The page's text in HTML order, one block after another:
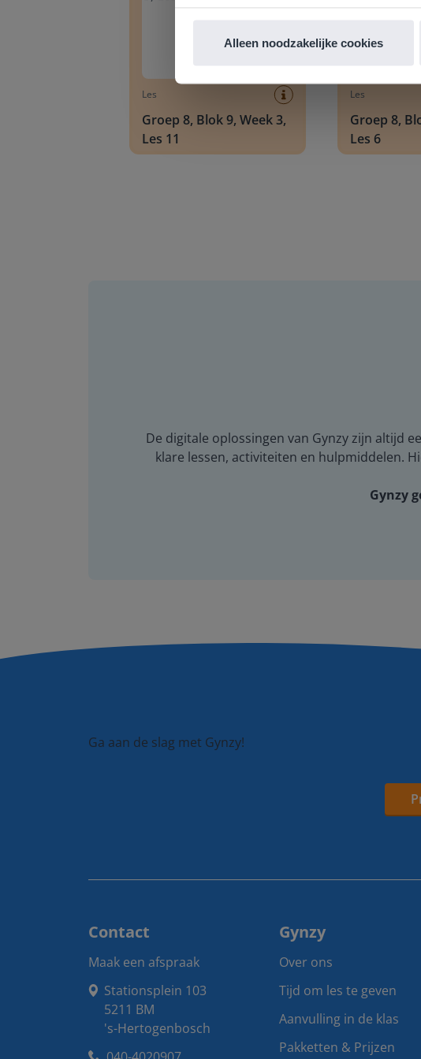
Alleen noodzakelijke cookies
Les
Groep 8, Blok 9, Week 3,
Les 11
Les
Groep 8,
Les 6
De digitale oplossingen van Gynzy zijn altijd
klare lessen, activiteiten en hulpmiddelen.
Gynzy
Ga aan de slag met Gynzy!
Contact
Maak een afspraak
Stationsplein 103
5211 BM
's-Hertogenbosch
Gynzy
Over ons
Tijd om les te geven
Aanvulling in de klas
Pakketten & Prijzen